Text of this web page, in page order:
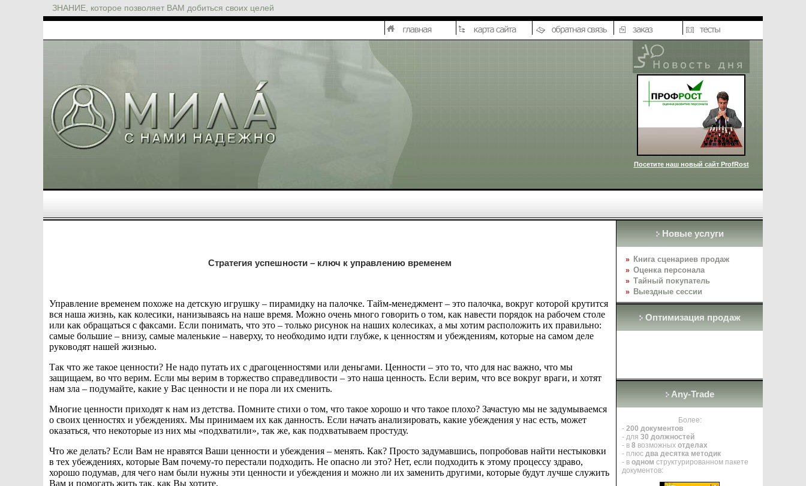
ЗНАНИЕ, которое позволяет ВАМ добиться своих целей
Посетите наш новый сайт ProfRost
Стратегия успешности – ключ к управлению временем
Управление временем похоже на детскую игрушку – пирамидку на палочке. Тайм-менеджмент – это палочка, вокруг которой крутится
вся наша жизнь, как колесики, нанизываясь на наше время. Можно очень много говорить о том, как навести порядок на рабочем столе
или как обращаться с факсами. Если понимать, что это – только рисунок на наших колесиках, а мы хотим расположить их правильно:
самые большие – внизу, самые маленькие – наверху, то необходимо идти глубже, к ценностям и убеждениям, которые на самом деле
руководят нашей жизнью.
Так что же такое ценности? Не надо путать их с драгоценностями или деньгами. Ценности – это то, что для нас важно, что мы
защищаем, во что верим. Если мы верим в торжество справедливости – это наша ценность. Если верим, что все вокруг враги, и хотят
нам зла – подумайте, какие у Вас ценности и не пора ли их сменить.
Многие ценности приходят к нам из детства. Помните стихи о том, что такое хорошо и что такое плохо? Зачастую мы не задумываемся
о своих ценностях и убеждениях. Мы принимаем их как данность. Если начать анализировать, какие убеждения у нас есть, может
оказаться, что некоторые из них мы «подхватили», так же, как подхватываем простуду.
Что же делать? Если Вам не нравятся Ваши ценности и убеждения – менять. Как? Просто задумавшись, попробовав найти нестыковки
в тех убеждениях, которые Вам почему-то перестали подходить. Не опасно ли это? Нет, если подходить к этому процессу здраво,
хорошо подумав, для чего нам были нужны эти ценности и убеждения и можно ли их заменить другими, которые будут лучше служить
Вам и помогать жить так, как Вы хотите.
Новые услуги
» Книга сценариев продаж
» Оценка персонала
» Тайный покупатель
» Выездные сессии
Оптимизация продаж
Any-Trade
Более:
- 200 документов
- для 30 должностей
- в 8 возможных отделах
- плюс два десятка методик
- в одном структурированном пакете
документов: